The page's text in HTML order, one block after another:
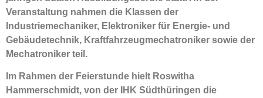
Veranstaltung nahmen die Klassen der
Industriemechaniker, Elektroniker für Energie- und
Gebäudetechnik, Kraftfahrzeugmechatroniker sowie der
Mechatroniker teil.
Im Rahmen der Feierstunde hielt Roswitha
Hammerschmidt, von der IHK Südthüringen die